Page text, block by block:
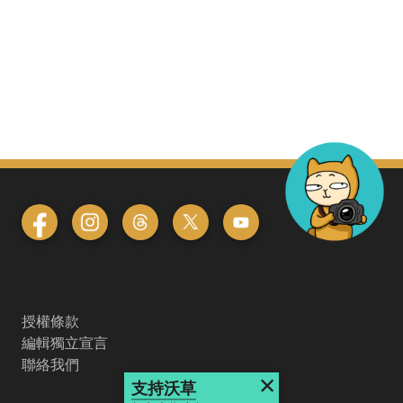
授權條款
編輯獨立宣言
聯絡我們
支持沃草 ×